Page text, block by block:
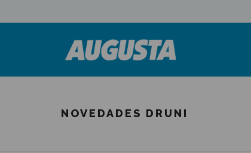
NOVEDADES DRUNI